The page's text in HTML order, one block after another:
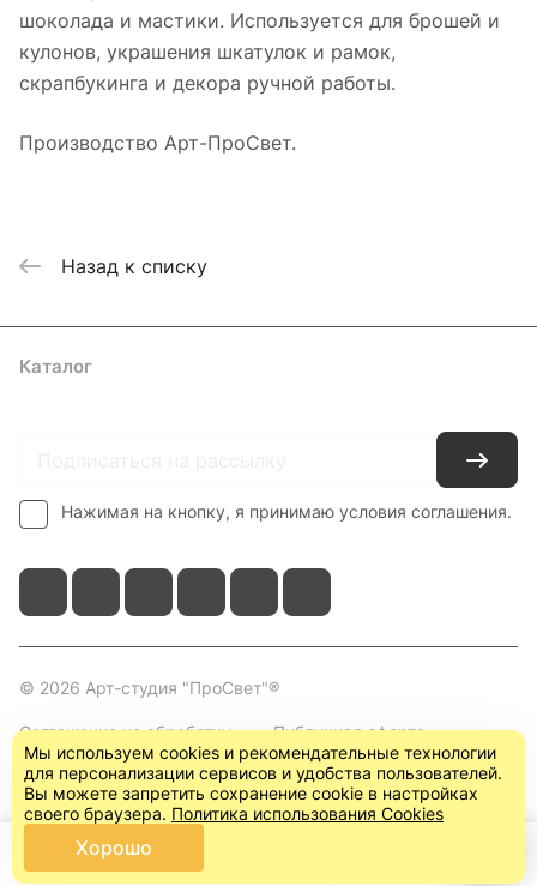
шоколада и мастики. Используется для брошей и
кулонов, украшения шкатулок и рамок,
скрапбукинга и декора ручной работы.
Производство Арт-ПроСвет.
Назад к списку
Каталог
Нажимая на кнопку, я принимаю условия соглашения.
© 2026 Арт-студия "ПроСвет"®
Соглашение на обработку
персональных данных
Публичная оферта
(пользовательское
соглашение)
Главная Каталог
Мы используем cookies и рекомендательные технологии
для персонализации сервисов и удобства пользователей.
Вы можете запретить сохранение cookie в настройках
своего браузера. Политика использования Cookies
Хорошо